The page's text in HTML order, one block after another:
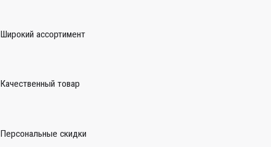
Широкий ассортимент
Качественный товар
Персональные скидки